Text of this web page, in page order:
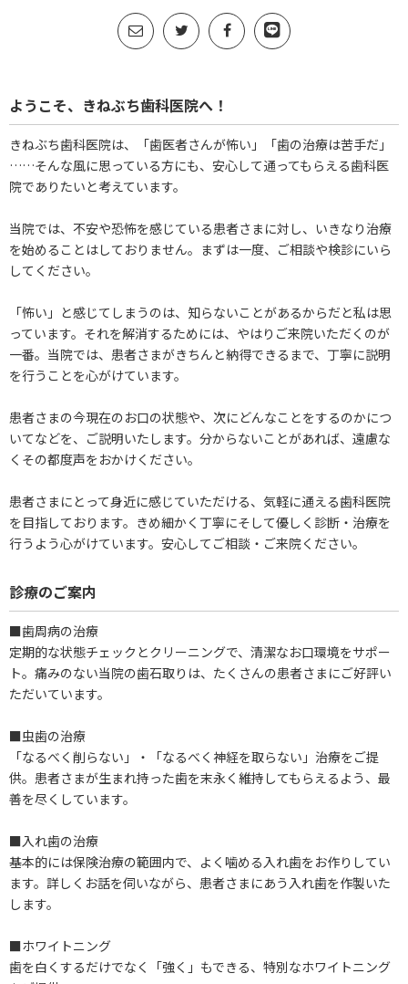
ようこそ、きねぶち歯科医院へ！
きねぶち歯科医院は、「歯医者さんが怖い」「歯の治療は苦手だ」
……そんな風に思っている方にも、安心して通ってもらえる歯科医
院でありたいと考えています。
当院では、不安や恐怖を感じている患者さまに対し、いきなり治療
を始めることはしておりません。まずは一度、ご相談や検診にいら
してください。
「怖い」と感じてしまうのは、知らないことがあるからだと私は思
っています。それを解消するためには、やはりご来院いただくのが
一番。当院では、患者さまがきちんと納得できるまで、丁寧に説明
を行うことを心がけています。
患者さまの今現在のお口の状態や、次にどんなことをするのかにつ
いてなどを、ご説明いたします。分からないことがあれば、遠慮な
くその都度声をおかけください。
患者さまにとって身近に感じていただける、気軽に通える歯科医院
を目指しております。きめ細かく丁寧にそして優しく診断・治療を
行うよう心がけています。安心してご相談・ご来院ください。
診療のご案内
■歯周病の治療
定期的な状態チェックとクリーニングで、清潔なお口環境をサポー
ト。痛みのない当院の歯石取りは、たくさんの患者さまにご好評い
ただいています。
■虫歯の治療
「なるべく削らない」・「なるべく神経を取らない」治療をご提
供。患者さまが生まれ持った歯を末永く維持してもらえるよう、最
善を尽くしています。
■入れ歯の治療
基本的には保険治療の範囲内で、よく噛める入れ歯をお作りしてい
ます。詳しくお話を伺いながら、患者さまにあう入れ歯を作製いた
します。
■ホワイトニング
歯を白くするだけでなく「強く」もできる、特別なホワイトニング